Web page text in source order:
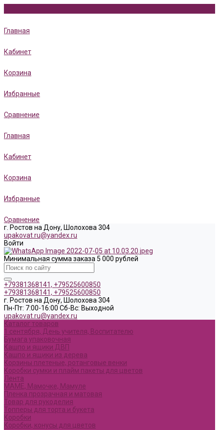
Главная
Кабинет
Корзина
Избранные
Сравнение
Главная
Кабинет
Корзина
Избранные
Сравнение
г. Ростов на Дону, Шолохова 304
upakovat.ru@yandex.ru
Войти
Минимальная сумма заказа 5 000 рублей
+79381368141, +79525600850
+79381368141, +79525600850
г. Ростов на Дону, Шолохова 304
Пн-Пт: 7:00-16:00 Cб-Вс: Выходной
upakovat.ru@yandex.ru
Каталог товаров
1 сентября, День учителя, Воспитателю
Бумага упаковочная
Кашпо и ящики ДВП
Кашпо и ящики из дерева
Корзины плетеные, ротанговые венки
Коробки сумки и плайм пакеты для цветов
Лента
МАМЕ, Мамочке, Мамуле
Пленка прозрачная и матовая
Товар для рукоделия
Топперы для торта и букета
Коробки
Коробки, конусы для цветов